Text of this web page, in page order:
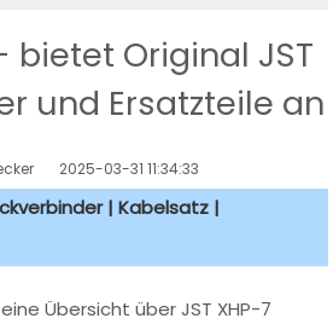
bietet Original JST
und Ersatzteile an
2025-03-31 11:34:33
| Kabelsatz |
Übersicht über JST XHP-7